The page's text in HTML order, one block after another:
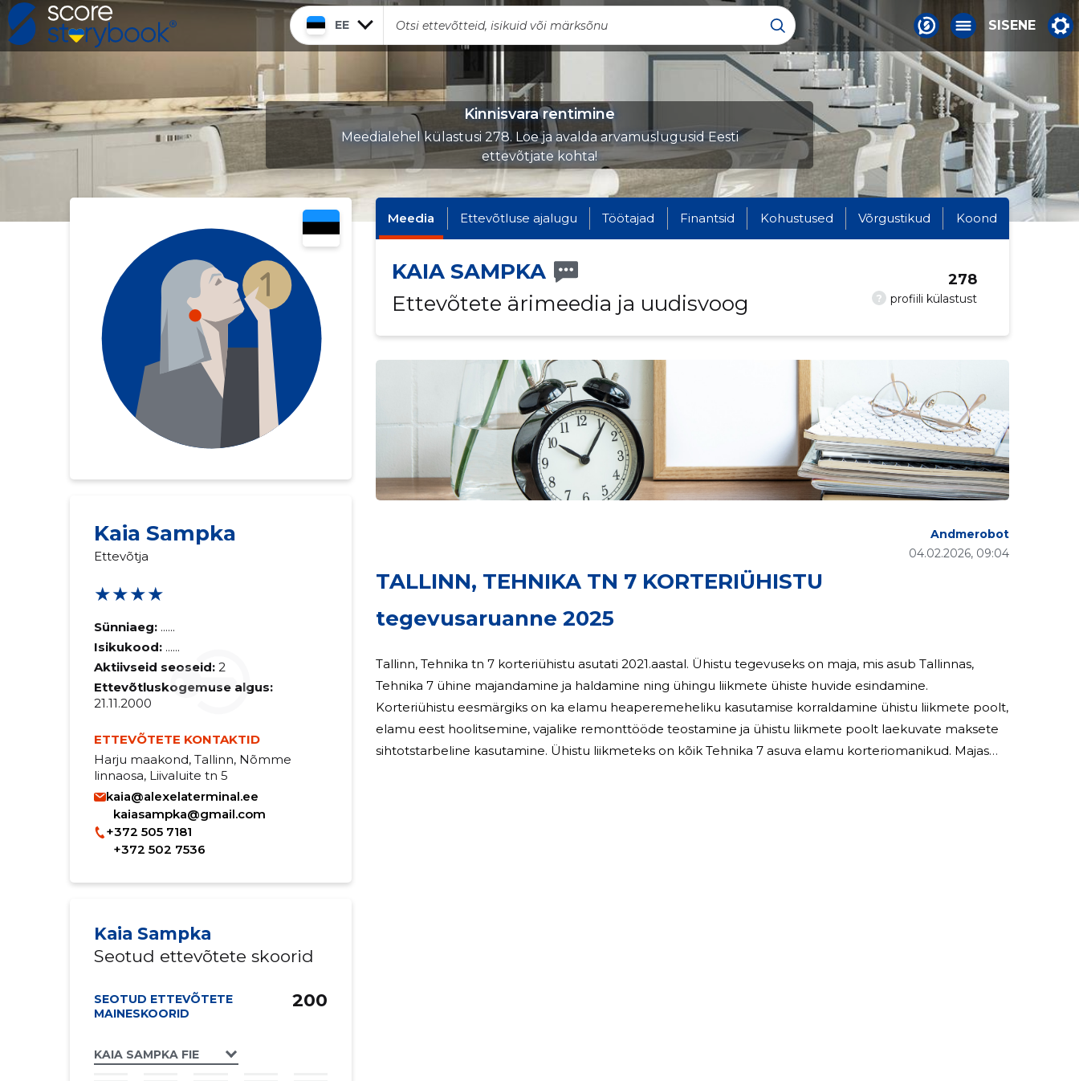
EE SISENE
Kinnisvara rentimine
Meedialehel külastusi 278. Loe ja avalda arvamuslugusid Eesti
ettevõtjate kohta!
Kaia Sampka
Ettevõtja
★★★★
Sünniaeg: ......
Isikukood: ......
Aktiivseid seoseid: 2
Ettevõtluskogemuse algus:
21.11.2000
ETTEVÕTETE KONTAKTID
Harju maakond, Tallinn, Nõmme
linnaosa, Liivaluite tn 5
kaia@alexelaterminal.ee
kaiasampka@gmail.com
+372 505 7181
+372 502 7536
Kaia Sampka
Seotud ettevõtete skoorid
SEOTUD ETTEVÕTETE
MAINESKOORID
KAIA SAMPKA FIE
200
Meedia Ettevõtluse ajalugu Töötajad Finantsid Kohustused Võrgustikud Koond
KAIA SAMPKA
Ettevõtete ärimeedia ja uudisvoog
? profiili külastust
278
TALLINN, TEHNIKA TN 7 KORTERIÜHISTU
tegevusaruanne 2025
04.02.2026, 09:04
Andmerobot
Tallinn, Tehnika tn 7 korteriühistu asutati 2021.aastal. Ühistu tegevuseks on maja, mis asub Tallinnas,
Tehnika 7 ühine majandamine ja haldamine ning ühingu liikmete ühiste huvide esindamine.
Korteriühistu eesmärgiks on ka elamu heaperemeheliku kasutamise korraldamine ühistu liikmete poolt,
elamu eest hoolitsemine, vajalike remonttööde teostamine ja ühistu liikmete poolt laekuvate maksete
sihtotstarbeline kasutamine. Ühistu liikmeteks on kõik Tehnika 7 asuva elamu korteriomanikud. Majas